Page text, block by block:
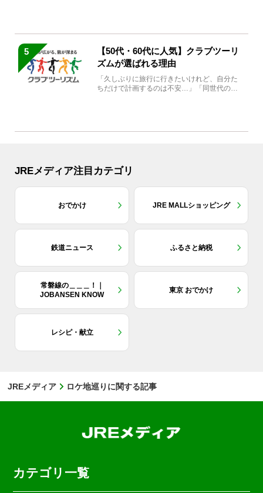
5
【50代・60代に人気】クラブツーリ
ズムが選ばれる理由
「久しぶりに旅行に行きたいけれど、自分た
ちだけで計画するのは不安…」「同世代の方
JREメディア注目カテゴリ
おでかけ JRE MALLショッピング
鉄道ニュース ふるさと納税
常磐線の＿＿＿！｜
JOBANSEN KNOW
東京 おでかけ
レシピ・献立
JREメディア ロケ地巡りに関する記事
カテゴリ一覧